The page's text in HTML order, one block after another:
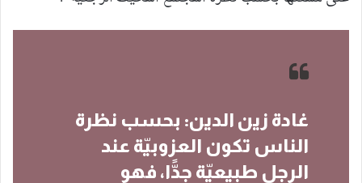
غادة زين الدين: بحسب نظرة
الناس تكون العزوبيّة عند
الرجل طبيعيّة جدًّا، فهو